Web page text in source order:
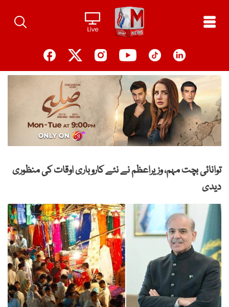
content
توانائی بچت مہم، وزیراعظم نے نئے کاروباری اوقات کی منظوری
دیدی